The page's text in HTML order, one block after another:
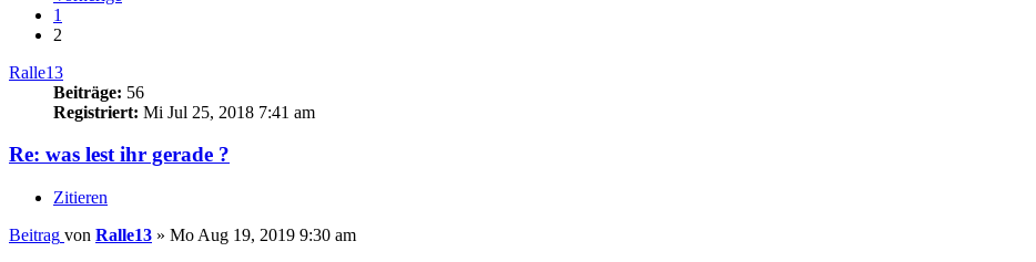
1
2
Ralle13
Beiträge: 56
Registriert: Mi Jul 25, 2018 7:41 am
Re: was lest ihr gerade ?
Zitieren
Beitrag von Ralle13 » Mo Aug 19, 2019 9:30 am